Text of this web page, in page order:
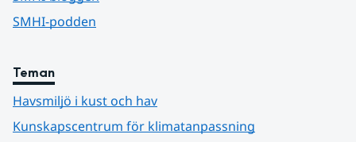
SMHI-podden
Teman
Havsmiljö i kust och hav
Kunskapscentrum för klimatanpassning